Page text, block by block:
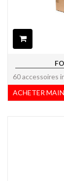
60 accessoires
ACHETER